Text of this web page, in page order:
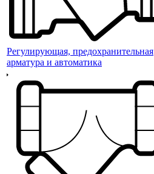
Регулирующая, предохранительная
арматура и автоматика